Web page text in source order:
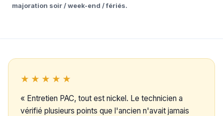
majoration soir / week-end / fériés.
★★★★★
« Entretien PAC, tout est nickel. Le technicien a
vérifié plusieurs points que l'ancien n'avait jamais